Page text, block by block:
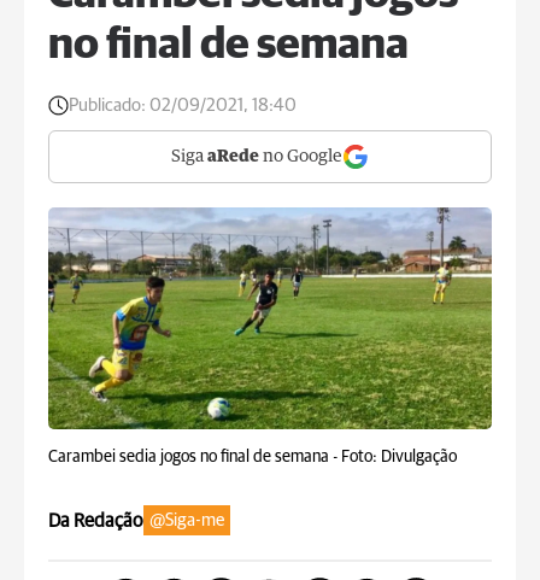
no final de semana
Publicado: 02/09/2021, 18:40
Siga aRede no Google
Carambei sedia jogos no final de semana - Foto: Divulgação
Da Redação @Siga-me